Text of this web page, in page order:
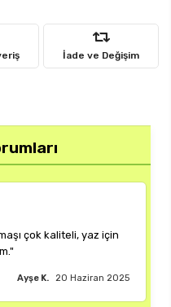
İade ve Değişim
yaz için
Haziran 2025
"Rengi ve